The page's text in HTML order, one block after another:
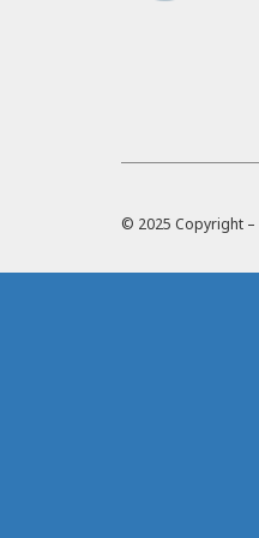
© 2025 Copyright –